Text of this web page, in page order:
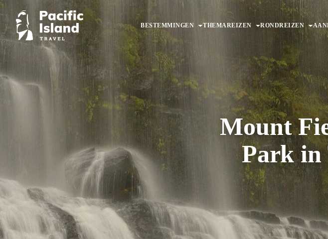
Ga
naar
de
inhoud
BESTEMMINGEN THEMAREIZEN RONDREIZEN
Mount
Park in